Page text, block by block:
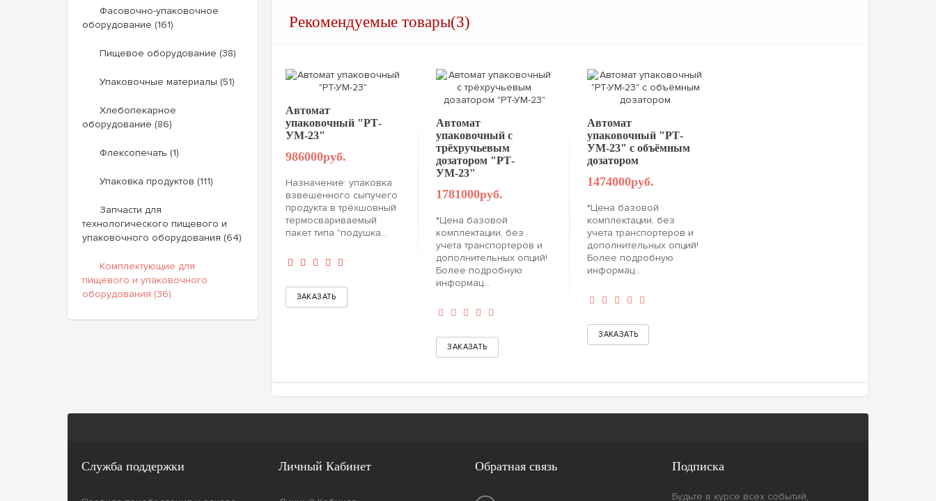
Фасовочно-упаковочное
оборудование (161)
Пищевое оборудование (38)
Упаковочные материалы (51)
Хлебопекарное
оборудование (86)
Флексопечать (1)
Упаковка продуктов (111)
Запчасти для
технологического пищевого и
упаковочного оборудования (64)
Комплектующие для
пищевого и упаковочного
оборудования (36)
Рекомендуемые товары(3)
Автомат
упаковочный "РТ-
УМ-23"
986000руб.
Назначение: упаковка
взвешенного сыпучего
продукта в трёхшовный
термосвариваемый
пакет типа "подушка...
Автомат
упаковочный с
трёхручьевым
дозатором "РТ-
УМ-23"
1781000руб.
*Цена базовой
комплектации, без
учета транспортеров и
дополнительных опций!
Более подробную
информац...
Автомат
упаковочный "РТ-
УМ-23" с объёмным
дозатором
1474000руб.
*Цена базовой
комплектации, без
учета транспортеров и
дополнительных опций!
Более подробную
информац...
Служба поддержки Личный Кабинет Обратная связь Подписка
Будьте в курсе всех событий,